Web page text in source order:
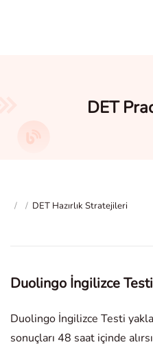
DET
/ / DET Hazırlık Stratejileri
Duolingo İngilizce
Duolingo İngilizce Testi
sonuçları 48 saat içinde